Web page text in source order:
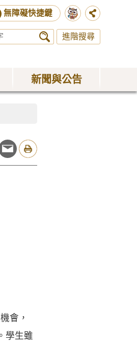
無障礙快捷鍵
進階搜尋
新聞與公告
會，
學生雖